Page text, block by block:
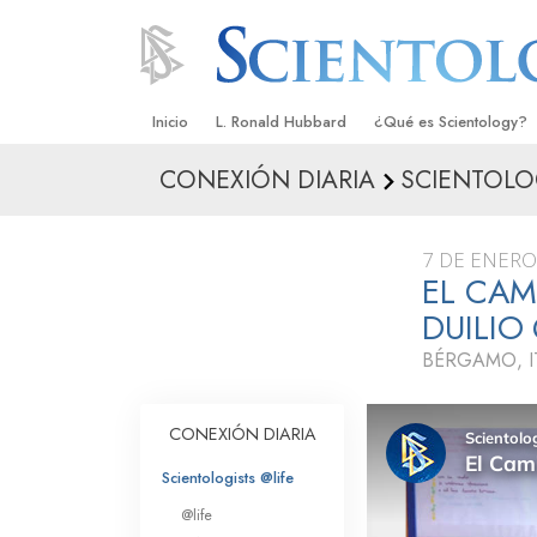
Inicio L. Ronald Hubbard ¿Qué es Scientology?
Creencias y Prácticas
Qué dicen los
Scientology
Conoce a un
Los Principios
Una Introducción a
CONEXIÓN DIARIA
7 DE
EL
DUILIO
BÉRGAMO,
CONEXIÓN DIARIA
Scientologists @life
@life